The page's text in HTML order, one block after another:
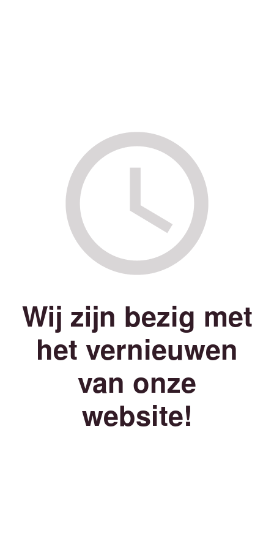
Wij zijn bezig met
het vernieuwen
van onze
website!